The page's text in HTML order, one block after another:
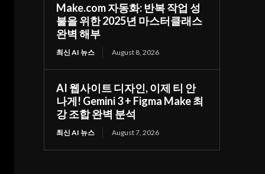
Make.com 자동화: 반복 작업 성
불을 위한 2025년 마스터클래스
완벽 해부
최신 AI 뉴스 August 8, 2026
AI 웹사이트 디자인, 이제 티 안
나게! Gemini 3 + Figma Make 최
강 조합 완벽 분석
최신 AI 뉴스 August 7, 2026